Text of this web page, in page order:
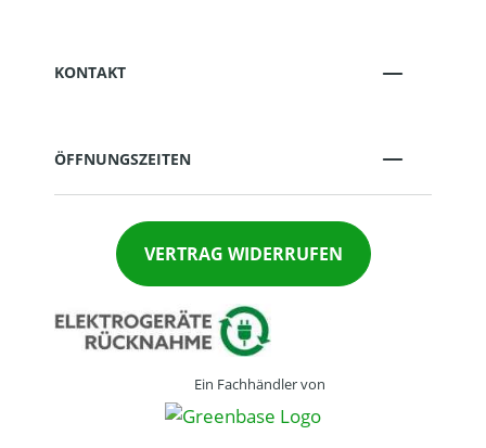
KONTAKT
ÖFFNUNGSZEITEN
VERTRAG WIDERRUFEN
Ein Fachhändler von